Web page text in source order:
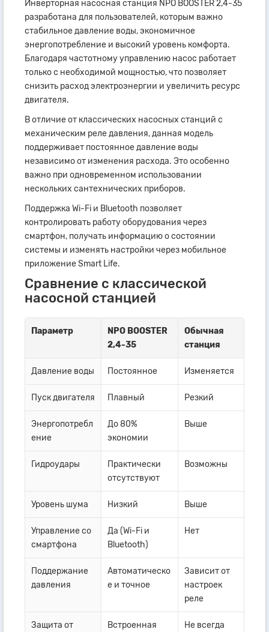
Инверторная насосная станция NPO BOOSTER 2,4-35
разработана для пользователей, которым важно
стабильное давление воды, экономичное
энергопотребление и высокий уровень комфорта.
Благодаря частотному управлению насос работает
только с необходимой мощностью, что позволяет
снизить расход электроэнергии и увеличить ресурс
двигателя.
В отличие от классических насосных станций с
механическим реле давления, данная модель
поддерживает постоянное давление воды
независимо от изменения расхода. Это особенно
важно при одновременном использовании
нескольких сантехнических приборов.
Поддержка Wi-Fi и Bluetooth позволяет
контролировать работу оборудования через
смартфон, получать информацию о состоянии
системы и изменять настройки через мобильное
приложение Smart Life.
Сравнение с классической
насосной станцией
Параметр
NPO BOOSTER
2,4-35
Обычная
станция
Давление воды Постоянное Изменяется
Пуск двигателя Плавный Резкий
Энергопотребл
ение
До 80%
экономии
Выше
Гидроудары
Практически
отсутствуют
Возможны
Уровень шума Низкий Выше
Управление со
смартфона
Да (Wi-Fi и
Bluetooth)
Нет
Поддержание
давления
Автоматическо
е и точное
Зависит от
настроек
реле
Защита от Встроенная Не всегда